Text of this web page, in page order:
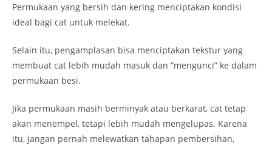
Permukaan yang bersih dan kering menciptakan kondisi
ideal bagi cat untuk melekat.
Selain itu, pengamplasan bisa menciptakan tekstur yang
membuat cat lebih mudah masuk dan “mengunci” ke dalam
permukaan besi.
Jika permukaan masih berminyak atau berkarat, cat tetap
akan menempel, tetapi lebih mudah mengelupas. Karena
itu, jangan pernah melewatkan tahapan pembersihan,